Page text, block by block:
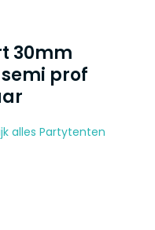
30mm
prof
alles Partytenten